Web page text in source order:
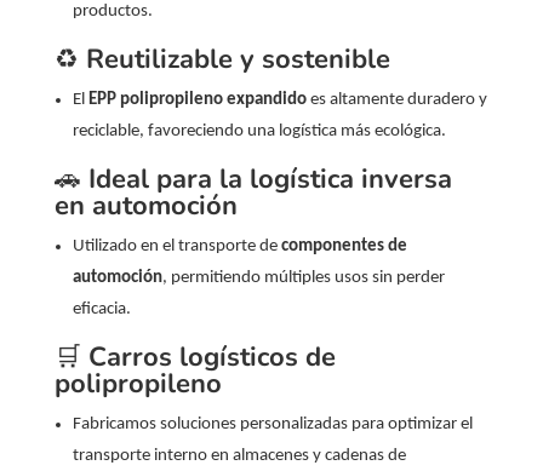
productos.
♻️ Reutilizable y sostenible
El EPP polipropileno expandidoes altamente duradero y
reciclable, favoreciendo una logística más ecológica.
🚗 Ideal para la logística inversa
en automoción
Utilizado en el transporte de componentes de
automoción, permitiendo múltiples usos sin perder
eficacia.
🛒 Carros logísticos de
polipropileno
Fabricamos soluciones personalizadas para optimizar el
transporte interno en almacenes y cadenas de